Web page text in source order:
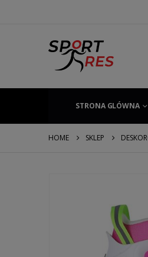
STRONA GLÓWNA
HOME SKLEP